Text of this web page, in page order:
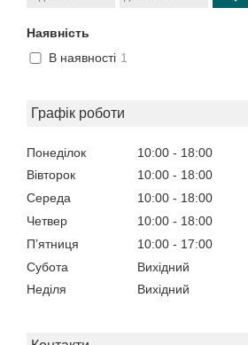
Наявність
В наявності 1
Графік роботи
Понеділок 10:00
18:00
Вівторок
10:00
18:00
Середа
10:00
18:00
Четвер
10:00
18:00
Пʼятниця
10:00
17:00
Субота
Вихідний
Неділя
Вихідний